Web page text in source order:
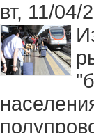
вт, 11/